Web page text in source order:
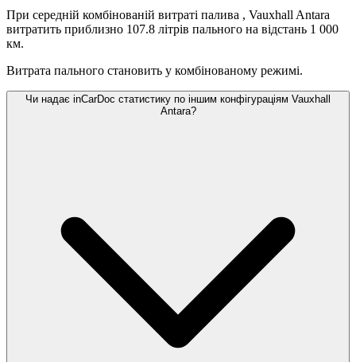
При середній комбінованій витраті палива , Vauxhall Antara
витратить приблизно 107.8 літрів пального на відстань 1 000
км.
Витрата пального становить у комбінованому режимі.
Чи надає inCarDoc статистику по іншим конфігураціям Vauxhall
Antara?